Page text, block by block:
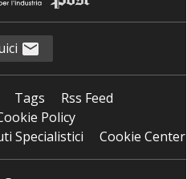
Tags
Rss Feed
Policy
Specialistici
Cookie Center